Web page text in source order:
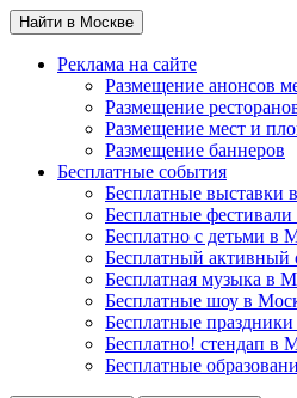
Найти в Москве
Реклама на сайте
Размещение анонсов
Размещение
Размещение мест и
Размещение баннеров
Бесплатные события
Бесплатные выставки
Бесплатные
Бесплатно с детьми в
Бесплатный активный
Бесплатная музыка в
Бесплатные шоу в
Бесплатные
Бесплатно! стендап в
Бесплатные